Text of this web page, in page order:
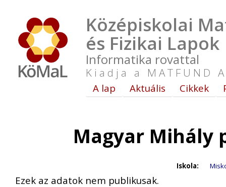
Középiskolai
és Fizikai Lapok
Informatika rovattal
Kiadja a MATFUND
A lap Aktuális Cikkek
Magyar Mihály
Iskola:
Ezek az adatok nem publikusak.